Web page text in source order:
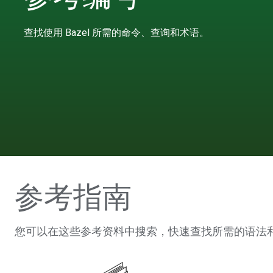
查找使用 Bazel 所需的命令、查询和术语。
参考指南
您可以在这些参考资料中搜索，快速查找所需的语法